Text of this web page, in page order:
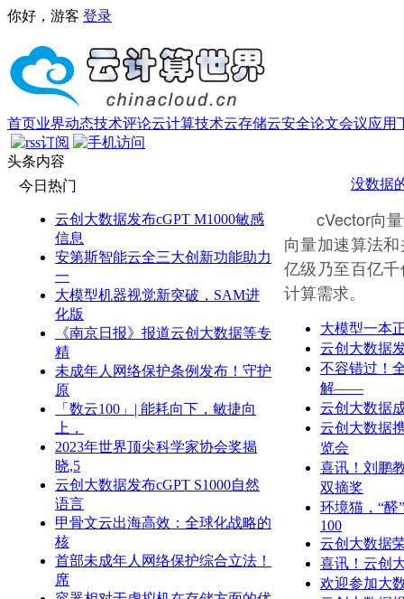
你好，游客 登录
首页业界动态技术评论云计算技术云存储云安全论文会议应用
头条内容
今日热门
云创大数据发布cGPT M1000敏感
信息
安第斯智能云全三大创新功能助力
一
大模型机器视觉新突破，SAM进
化版
《南京日报》报道云创大数据等专
精
未成年人网络保护条例发布！守护
原
「数云100」| 能耗向下，敏捷向
上，
2023年世界顶尖科学家协会奖揭
晓,5
云创大数据发布cGPT S1000自然
语言
甲骨文云出海高效：全球化战略的
核
首部未成年人网络保护综合立法！
席
没数据
cVector向量
向量加速算法
亿级乃至百亿
计算需求。
大模型一本
云创大数据
不容错过！
解——
云创大数据
云创大数据
览会
喜讯！刘鹏
双摘奖
环境猫，“醛
100
云创大数据
喜讯！云创
欢迎参加大